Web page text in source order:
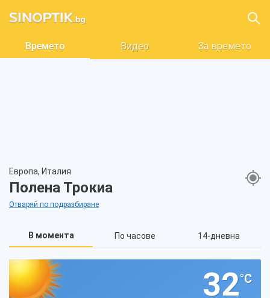
Времето Видео За времето
Европа, Италия
Полена Трокиа
Отваряй по подразбиране
В момента По часове 14-дневна
32°C